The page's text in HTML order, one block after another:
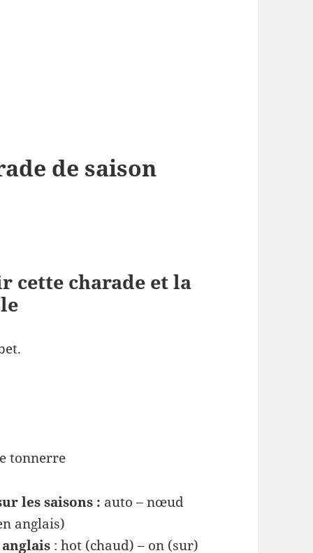
de saison
cette charade et la
tonnerre
les saisons : auto – nœud
anglais)
: hot (chaud) – on (sur)